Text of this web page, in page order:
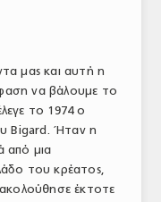
μας και αυτή η
να βάλουμε το
το 1974 ο
Bigard. Ήταν η
από μια
του κρέατος,
έκτοτε